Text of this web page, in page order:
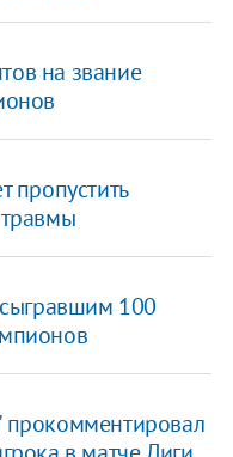
на звание
пропустить
100
прокомментировал